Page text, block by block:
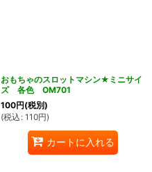
おもちゃのスロットマシン★ミニサイ
ズ 各色 OM701
100円(税別)
(税込 : 110円)
カートに入れる